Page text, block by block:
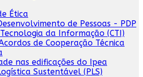
Ética
de Pessoas - PDP
da Informação (CTI)
de Cooperação Técnica
nas edificações do Ipea
Sustentável (PLS)